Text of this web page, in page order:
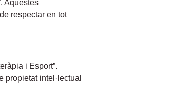
Aquestes
respectar en tot
i Esport”.
intel·lectual